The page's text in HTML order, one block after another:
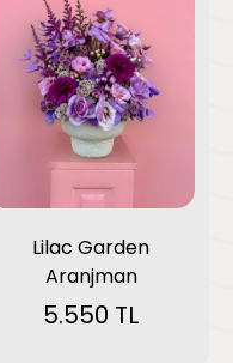
Lilac Garden
Aranjman
5.550 TL